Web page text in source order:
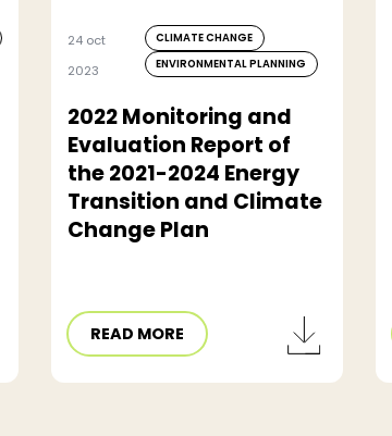
24 oct
2023
CLIMATE CHANGE
ENVIRONMENTAL PLANNING
2022 Monitoring and
Evaluation Report of
the 2021-2024 Energy
Transition and Climate
Change Plan
READ MORE